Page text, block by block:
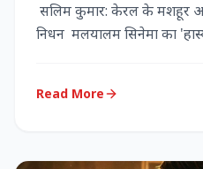
सलिम कुमार: केरल के मशहूर
निधन मलयालम सिनेमा का
Read More